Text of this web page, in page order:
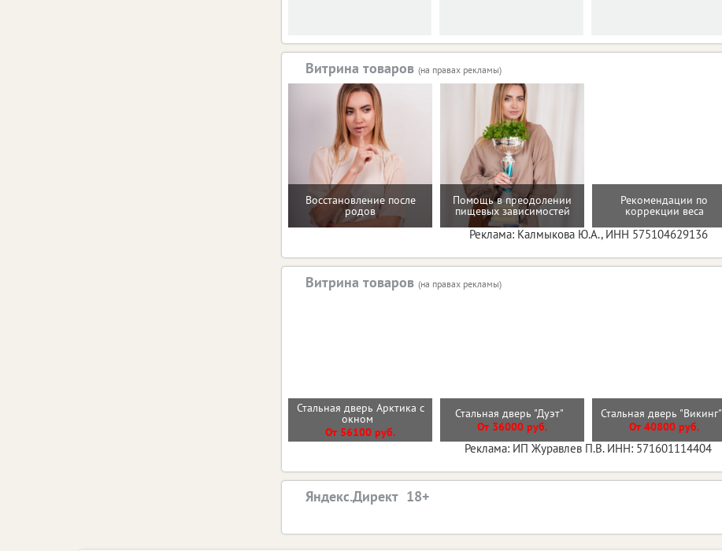
Витрина товаров (на правах рекламы)
Восстановление после
родов
Помощь в преодолении
пищевых зависимостей
Рекомендации по
коррекции веса
Реклама: Калмыкова Ю.А., ИНН 575104629136
Витрина товаров (на правах рекламы)
Стальная дверь Арктика с
окном
От 56100 руб.
Стальная дверь "Дуэт"
От 36000 руб.
Стальная дверь "Викинг"
От 40800 руб.
Реклама: ИП Журавлев П.В. ИНН: 571601114404
Яндекс.Директ